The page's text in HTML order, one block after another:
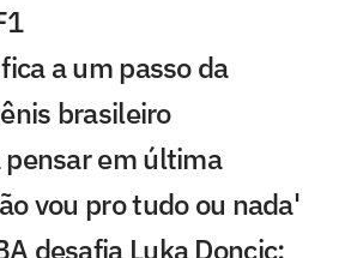
a um passo da
brasileiro
pensar em última
vou pro tudo ou nada'
desafia Luka Doncic: